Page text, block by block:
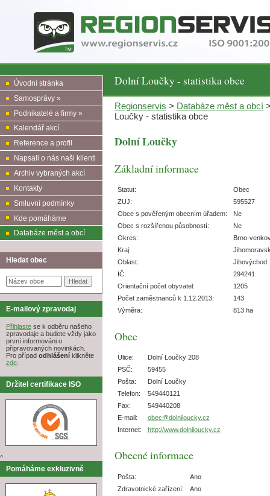
Dolní Loučky - statistika obce
Úvodní stránka
Samosprávy »
Podnikatelé a firmy »
Kalendář akcí
Reference a profil
Napsali o nás naši klienti
Archiv vybraných akcí
Kontakty
Smluvní podmínky
Kde pomáháme
Databáze měst a obcí
Hledat obec
E-mailový zpravodaj
Přihlaste se k odběru našeho
zpravodaje a budete vždy jako
první informováni o
připravovaných novinkách.
Pro případ odhlášení klikněte
zde.
Držitel certifikace ISO
^
Pomáháme exkluzivně
Regionservis > Databáze měst a obcí
Loučky - statistika obce
Dolní Loučky
Základní informace
Statut:
Obec
ZUJ:
595527
Obce s pověřeným obecním úřadem:
Ne
Obec s rozšířenou působností:
Ne
Okres:
Brno-
Kraj:
Oblast:
Jihovýchod
IČ:
294241
Orientační počet obyvatel:
1205
Počet zaměstnanců k 1.12.2013:
143
Výměra:
813 ha
Obec
Ulice:
Dolní Loučky 208
PSČ:
59455
Pošta:
Dolní Loučky
Telefon:
549440121
Fax:
549440208
E-mail:
obec@dolniloucky.cz
Internet:
http://www.dolniloucky.cz
Obecné informace
Pošta:
Ano
Zdravotnické zařízení:
Ano